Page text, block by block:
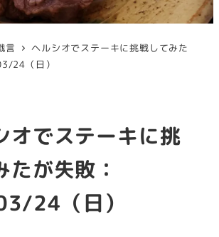
言
ヘルシオでステーキに挑戦してみた
24（日）
でステーキに挑
たが失敗：
24（日）